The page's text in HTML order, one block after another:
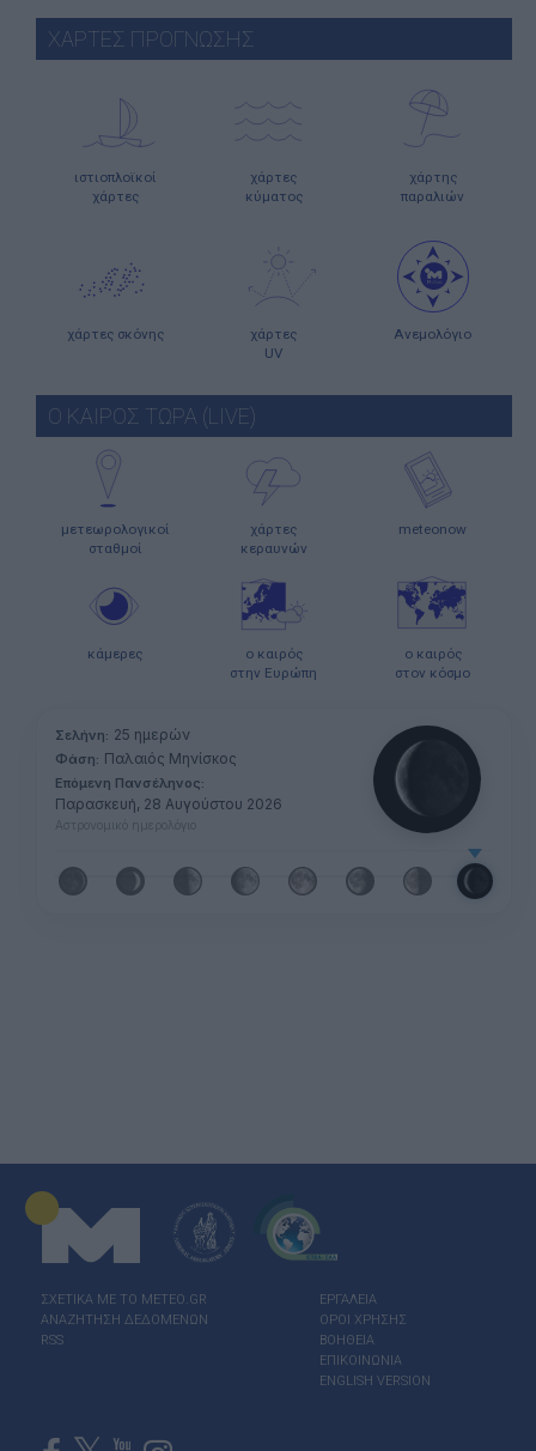
ΧΑΡΤΕΣ ΠΡΟΓΝΩΣΗΣ
ιστιοπλοϊκοί
χάρτες
χάρτες
κύματος
χάρτης
παραλιών
χάρτες σκόνης
χάρτες
UV
Ανεμολόγιο
Ο ΚΑΙΡΟΣ ΤΩΡΑ (LIVE)
μετεωρολογικοί
σταθμοί
χάρτες
κεραυνών
meteonow
κάμερες
ο καιρός
στην Ευρώπη
ο καιρός
στον κόσμο
Σελήνη: 25 ημερών
Φάση: Παλαιός Μηνίσκος
Επόμενη Πανσέληνος:
Παρασκευή, 28 Αυγούστου 2026
Αστρονομικό ημερολόγιο
ΣΧΕΤΙΚΑ ΜΕ ΤΟ ΜΕΤΕΟ.GR
ΑΝΑΖΗΤΗΣΗ ΔΕΔΟΜΕΝΩΝ
RSS
ΕΡΓΑΛΕΙΑ
ΟΡΟΙ ΧΡΗΣΗΣ
ΒΟΗΘΕΙΑ
ΕΠΙΚΟΙΝΩΝΙΑ
ENGLISH VERSION